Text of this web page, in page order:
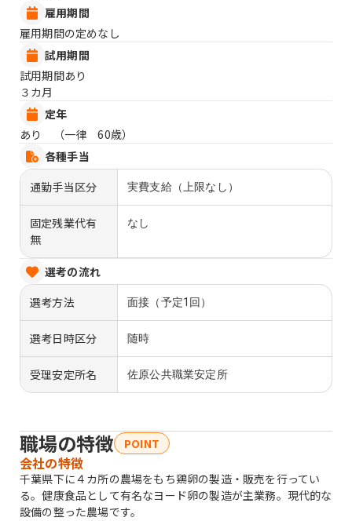
雇用期間
雇用期間の定めなし
試用期間
試用期間あり
３カ月
定年
あり （一律 60歳）
各種手当
通勤手当区分
実費支給（上限なし）
固定残業代有
無
なし
選考の流れ
選考方法
面接（予定1回）
選考日時区分 随時
受理安定所名 佐原公共職業安定所
職場の特徴 POINT
会社の特徴
千葉県下に４カ所の農場をもち鶏卵の製造・販売を行ってい
る。健康食品として有名なヨード卵の製造が主業務。現代的な
設備の整った農場です。